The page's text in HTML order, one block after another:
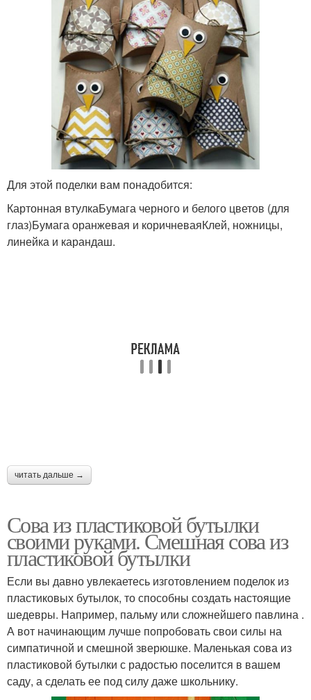
Сова из пластиковых
бутылок
Сова из пластиковых
ложек
Украшения для совы Белая сова
Сова из бумаги
Сова из природного
Для этой поделки вам понадобится:
Картонная втулкаБумага черного и белого цветов (для
глаз)Бумага оранжевая и коричневаяКлей, ножницы,
линейка и карандаш.
читать дальше →
Сова из пластиковой бутылки
своими руками. Смешная сова из
пластиковой бутылки
Если вы давно увлекаетесь изготовлением поделок из
пластиковых бутылок, то способны создать настоящие
шедевры. Например, пальму или сложнейшего павлина .
А вот начинающим лучше попробовать свои силы на
симпатичной и смешной зверюшке. Маленькая сова из
пластиковой бутылки с радостью поселится в вашем
саду, а сделать ее под силу даже школьнику.